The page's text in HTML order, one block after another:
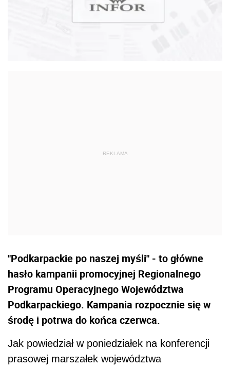
"Podkarpackie po naszej myśli" - to główne
hasło kampanii promocyjnej Regionalnego
Programu Operacyjnego Województwa
Podkarpackiego. Kampania rozpocznie się w
środę i potrwa do końca czerwca.
Jak powiedział w poniedziałek na konferencji
prasowej marszałek województwa